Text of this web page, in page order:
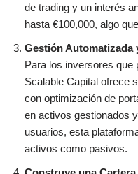
de trading y un interés
hasta €100,000, algo
Gestión Automatizada
Para los inversores que
Scalable Capital ofrece
con optimización de
en activos gestionados
usuarios, esta
activos como pasivos.